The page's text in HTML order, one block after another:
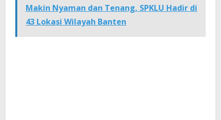
Makin Nyaman dan Tenang, SPKLU Hadir di
43 Lokasi Wilayah Banten